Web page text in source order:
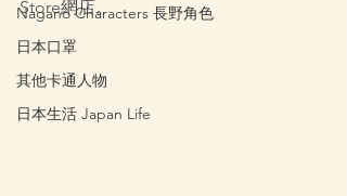
Nagano Characters 長野角色
日本口罩
其他卡通人物
日本生活 Japan Life
Store網店。